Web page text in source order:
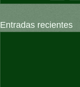
Entradas recientes